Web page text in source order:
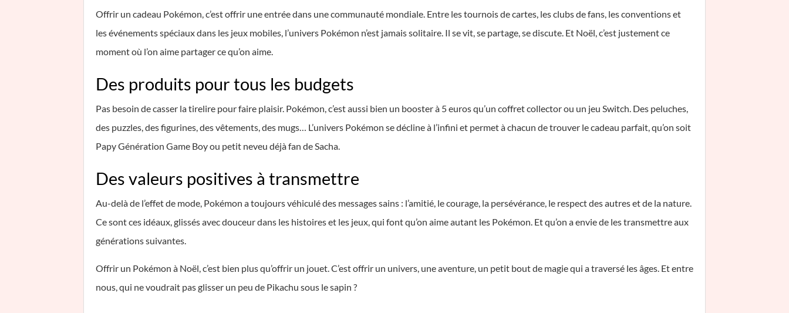
Offrir un cadeau Pokémon, c’est offrir une entrée dans une communauté mondiale. Entre les tournois de cartes, les clubs de fans, les conventions et
les événements spéciaux dans les jeux mobiles, l’univers Pokémon n’est jamais solitaire. Il se vit, se partage, se discute. Et Noël, c’est justement ce
moment où l’on aime partager ce qu’on aime.
Des produits pour tous les budgets
Pas besoin de casser la tirelire pour faire plaisir. Pokémon, c’est aussi bien un booster à 5 euros qu’un coffret collector ou un jeu Switch. Des peluches,
des puzzles, des figurines, des vêtements, des mugs… L’univers Pokémon se décline à l’infini et permet à chacun de trouver le cadeau parfait, qu’on soit
Papy Génération Game Boy ou petit neveu déjà fan de Sacha.
Des valeurs positives à transmettre
Au-delà de l’effet de mode, Pokémon a toujours véhiculé des messages sains : l’amitié, le courage, la persévérance, le respect des autres et de la nature.
Ce sont ces idéaux, glissés avec douceur dans les histoires et les jeux, qui font qu’on aime autant les Pokémon. Et qu’on a envie de les transmettre aux
générations suivantes.
Offrir un Pokémon à Noël, c’est bien plus qu’offrir un jouet. C’est offrir un univers, une aventure, un petit bout de magie qui a traversé les âges. Et entre
nous, qui ne voudrait pas glisser un peu de Pikachu sous le sapin ?